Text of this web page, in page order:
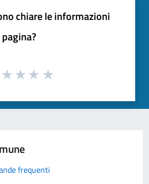
chiare le informazioni
frequenti